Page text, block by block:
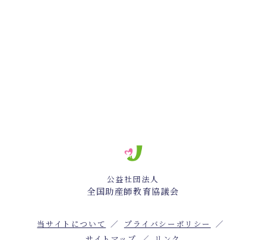
公益社団法人
全国助産師教育協議会
当サイトについて
プライバシーポリシー